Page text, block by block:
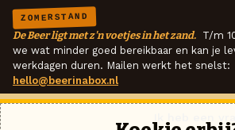
ZOMERSTAND
De Beer ligt met z'n voetjes in het zand. T/m
we wat minder goed bereikbaar en kan je
werkdagen duren. Mailen werkt het snelst:
hello@beerinabox.nl